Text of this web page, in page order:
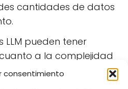
consentimiento
cantidades de datos
LLM pueden tener
a la complejidad
texto generado.